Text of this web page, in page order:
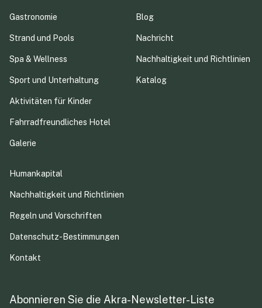
Gastronomie
Strand und Pools
Spa & Wellness
Sport und Unterhaltung
Aktivitäten für Kinder
Fahrradfreundliches Hotel
Galerie
Blog
Nachricht
Nachhaltigkeit und Richtlinien
Katalog
Humankapital
Nachhaltigkeit und Richtlinien
Regeln und Vorschriften
Datenschutz-Bestimmungen
Kontakt
Abonnieren Sie die Akra-Newsletter-Liste